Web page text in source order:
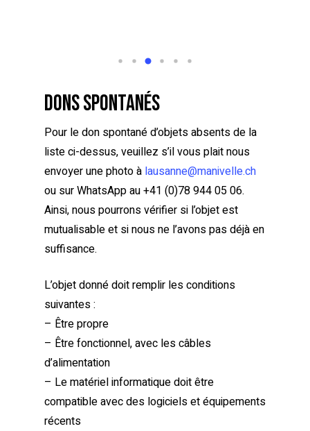
Dons spontanés
Pour le don spontané d’objets absents de la
liste ci-dessus, veuillez s’il vous plait nous
envoyer une photo à lausanne@manivelle.ch
ou sur WhatsApp au +41 (0)78 944 05 06.
Ainsi, nous pourrons vérifier si l’objet est
mutualisable et si nous ne l’avons pas déjà en
suffisance.
L’objet donné doit remplir les conditions
suivantes :
– Être propre
– Être fonctionnel, avec les câbles
d’alimentation
– Le matériel informatique doit être
compatible avec des logiciels et équipements
récents